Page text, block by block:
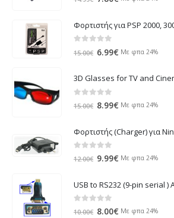
was:
14.99€.
τιμή
Φορτιστής για PSP 2000,
out of 5
15.00€ Original
was:
15.00€.
6.99€ Η
τιμή
Με φπα 24%
3D Glasses for TV and
out of 5
15.00€ Original
was:
15.00€.
8.99€ Η
τιμή
είναι:
Με φπα 24%
Φορτιστής (Charger) για
out of 5
12.00€ Original
was:
12.00€.
9.99€ Η
τιμή
είναι:
Με φπα 24%
USB to RS232 (9-pin serial )
out of 5
10.00€ Original
8.00€ ΗΜε φπα 24%